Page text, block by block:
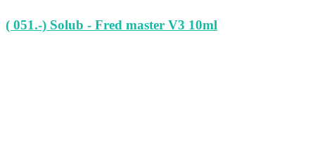
( 051.-) Solub - Fred master V3 10ml